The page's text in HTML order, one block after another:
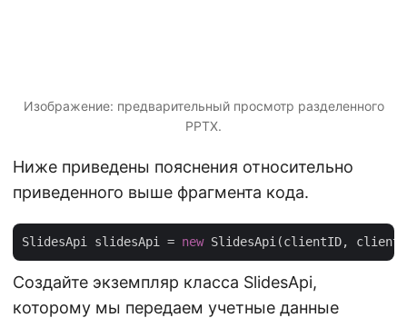
Изображение: предварительный просмотр разделенного
PPTX.
Ниже приведены пояснения относительно
приведенного выше фрагмента кода.
SlidesApi slidesApi = new
Создайте экземпляр класса SlidesApi,
которому мы передаем учетные данные